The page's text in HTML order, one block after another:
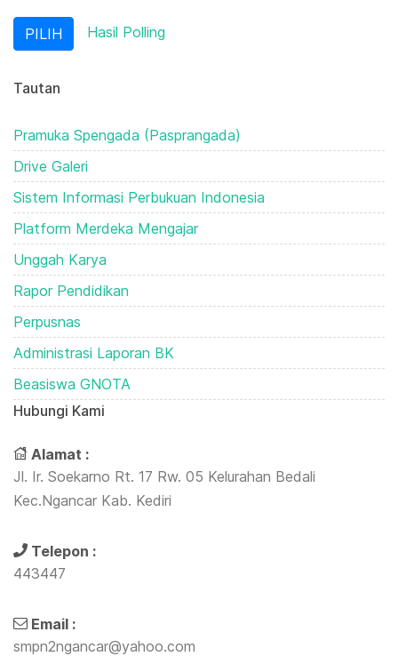
Hasil Polling
Tautan
Pramuka Spengada (Pasprangada)
Drive Galeri
Sistem Informasi Perbukuan Indonesia
Platform Merdeka Mengajar
Unggah Karya
Rapor Pendidikan
Perpusnas
Administrasi Laporan BK
Beasiswa GNOTA
Hubungi Kami
Alamat :
Jl. Ir. Soekarno Rt. 17 Rw. 05 Kelurahan Bedali
Kec.Ngancar Kab. Kediri
Telepon :
443447
Email :
smpn2ngancar@yahoo.com